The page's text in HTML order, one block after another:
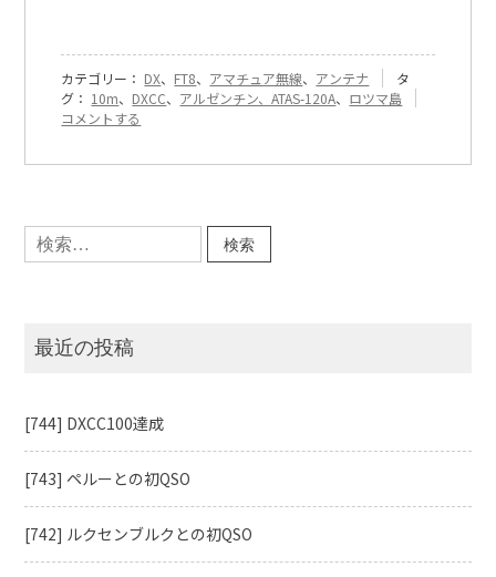
カテゴリー： DX、 FT8、 アマチュア無線、 アンテナ
タ
グ： 10m、 DXCC、 アルゼンチン、ATAS-120A、 ロツマ島
コメントする
検
索:
最近の投稿
[744] DXCC100達成
[743] ペルーとの初QSO
[742] ルクセンブルクとの初QSO